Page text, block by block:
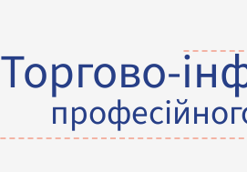
Торгово-